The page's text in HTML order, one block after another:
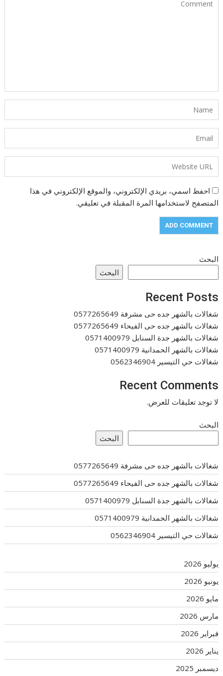
احفظ اسمي، بريدي الإلكتروني، والموقع الإلكتروني في هذا
المتصفح لاستخدامها المرة المقبلة في تعليقي.
البحث
البحث
Recent Posts
شغالات بالشهر جده حى مشرفة 0577265649
شغالات بالشهر جده حى الفيحاء 0577265649
شغالات بالشهر جدة السنابل 0571400979
شغالات بالشهر الحمدانية 0571400979
شغالات حي التيسير 0562346904
Recent Comments
لا توجد تعليقات للعرض.
البحث
البحث
شغالات بالشهر جده حى مشرفة 0577265649
شغالات بالشهر جده حى الفيحاء 0577265649
شغالات بالشهر جدة السنابل 0571400979
شغالات بالشهر الحمدانية 0571400979
شغالات حي التيسير 0562346904
يوليو 2026
يونيو 2026
مايو 2026
مارس 2026
فبراير 2026
يناير 2026
ديسمبر 2025